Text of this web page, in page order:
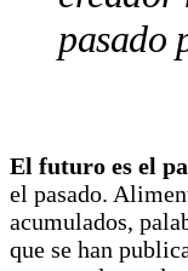
pasado
El futuro es el
el pasado.
acumulados,
que se han